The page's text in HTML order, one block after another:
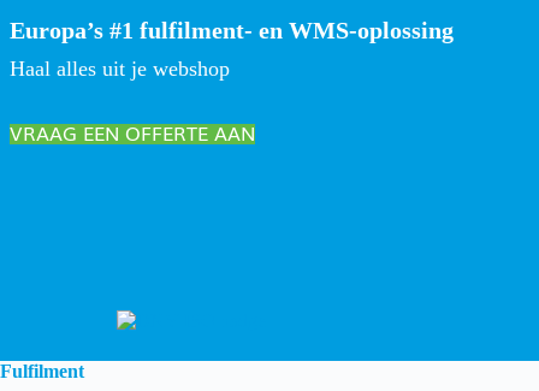
Europa’s #1 fulfilment- en WMS-oplossing
Haal alles uit je webshop
VRAAG EEN OFFERTE AAN
Fulfilment